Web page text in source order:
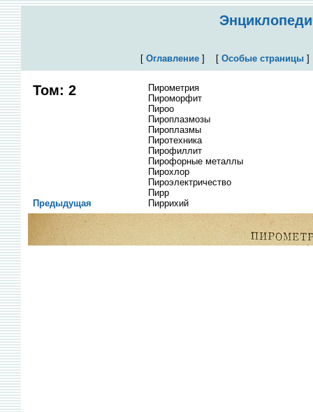
[ Оглавление] [ Особые страницы
Том: 2
Пирометрия
Пироморфит
Пироо
Пироплазмозы
Пироплазмы
Пиротехника
Пирофиллит
Пирофорные металлы
Пирохлор
Пироэлектричество
Пирр
Пиррихий
Предыдущая